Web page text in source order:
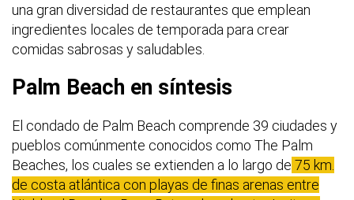
una gran diversidad de restaurantes que emplean
ingredientes locales de temporada para crear
comidas sabrosas y saludables.
Palm Beach en síntesis
El condado de Palm Beach comprende 39 ciudades y
pueblos comúnmente conocidos como The Palm
Beaches, los cuales se extienden a lo largo de 75 km.
de costa atlántica con playas de finas arenas entre